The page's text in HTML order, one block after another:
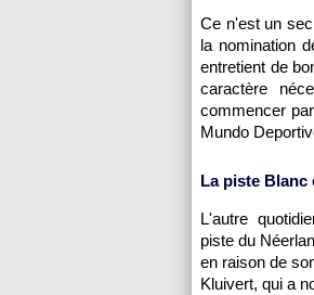
Ce n'est un
la nomination
entretient de
caractère
commencer
Mundo
La piste Blanc
L'autre
piste du
en raison de
Kluivert, qui a